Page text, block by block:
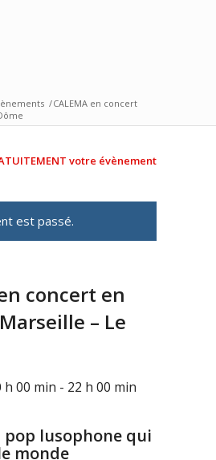
/CALEMA en concert
votre évènement
est passé.
concert en
– Le
h 00 min - 22 h 00 min
pop lusophone qui
monde